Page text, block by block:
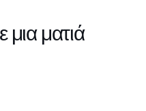
ματιά